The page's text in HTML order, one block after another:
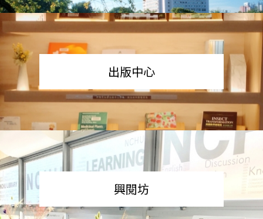
出版中心
興閱坊